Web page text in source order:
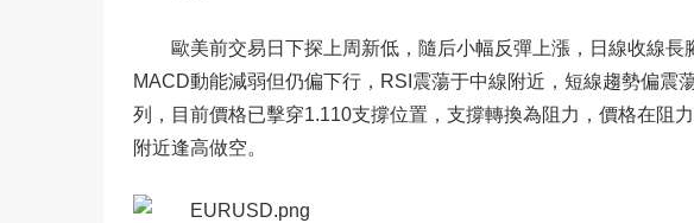
歐美前交易日下探上周新低，隨后小幅反彈上漲，日線收線
MACD動能減弱但仍偏下行，RSI震蕩于中線附近，短線趨勢偏震
列，目前價格已擊穿1.110支撐位置，支撐轉換為阻力，價格在阻
附近逢高做空。